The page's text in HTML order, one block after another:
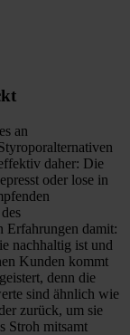
an
daher: Die
oder lose in
Erfahrungen damit:
nachhaltig ist und
Kunden kommt
denn die
sind ähnlich wie
zurück, um sie
Stroh mitsamt